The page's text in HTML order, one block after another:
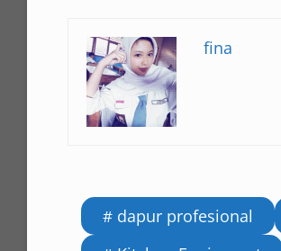
fina
dapur profesional